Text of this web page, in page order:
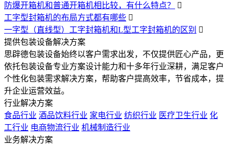
防爆开箱机和普通开箱机相比较，有什么特点？

工字型封箱机的布局方式都有哪些 
一字型（直线型）工字封箱机和L型工字封箱机的区别 
提供包装设备解决方案
思辟德包装设备始终以客户需求出发，不仅提供匠心产品，更
依托包装设备专业方案设计能力和十多年行业深耕，满足客户
个性化包装需求解决方案，帮助客户提高效率，节省成本，提
升企业运营效益。
行业解决方案
食品行业 酒品饮料行业 家电行业 纺织行业 医疗卫生行业 化
工行业 电商物流行业 机械制造行业
业务解决方案